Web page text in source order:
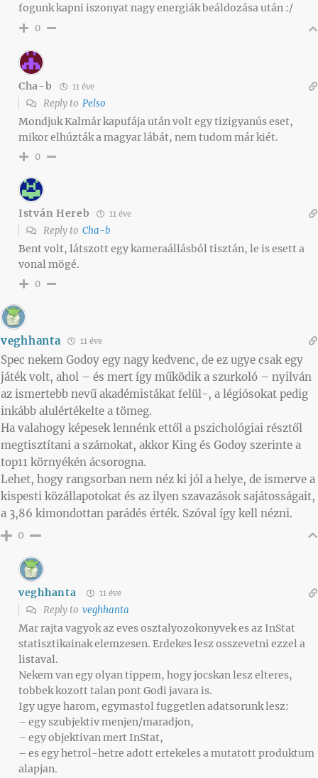
fogunk kapni iszonyat nagy energiák beáldozása után :/
0
Cha-b 11 éve
Reply to Pelso
Mondjuk Kalmár kapufája után volt egy tizigyanús eset,
mikor elhúzták a magyar lábát, nem tudom már kiét.
0
István Hereb 11 éve
Reply to Cha-b
Bent volt, látszott egy kameraállásból tisztán, le is esett a
vonal mögé.
0
veghhanta 11 éve
Spec nekem Godoy egy nagy kedvenc, de ez ugye csak egy
játék volt, ahol – és mert így működik a szurkoló – nyilván
az ismertebb nevű akadémistákat felül-, a légiósokat pedig
inkább alulértékelte a tömeg.
Ha valahogy képesek lennénk ettől a pszichológiai résztől
megtisztítani a számokat, akkor King és Godoy szerinte a
top11 környékén ácsorogna.
Lehet, hogy rangsorban nem néz ki jól a helye, de ismerve a
kispesti közállapotokat és az ilyen szavazások sajátosságait,
a 3,86 kimondottan parádés érték. Szóval így kell nézni.
0
veghhanta 11 éve
Reply to veghhanta
Mar rajta vagyok az eves osztalyozokonyvek es az InStat
statisztikainak elemzesen. Erdekes lesz osszevetni ezzel a
listaval.
Nekem van egy olyan tippem, hogy jocskan lesz elteres,
tobbek kozott talan pont Godi javara is.
Igy ugye harom, egymastol fuggetlen adatsorunk lesz:
– egy szubjektiv menjen/maradjon,
– egy objektivan mert InStat,
– es egy hetrol-hetre adott ertekeles a mutatott produktum
alapjan.